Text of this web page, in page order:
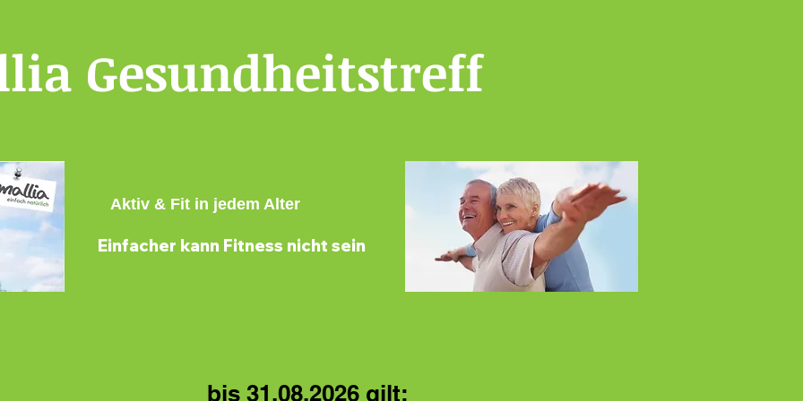
Aktiv & Fit in jedem Alter
Einfacher kann Fitness nicht sein
Gesundheitstreff
bis 31.08.2026 gilt: